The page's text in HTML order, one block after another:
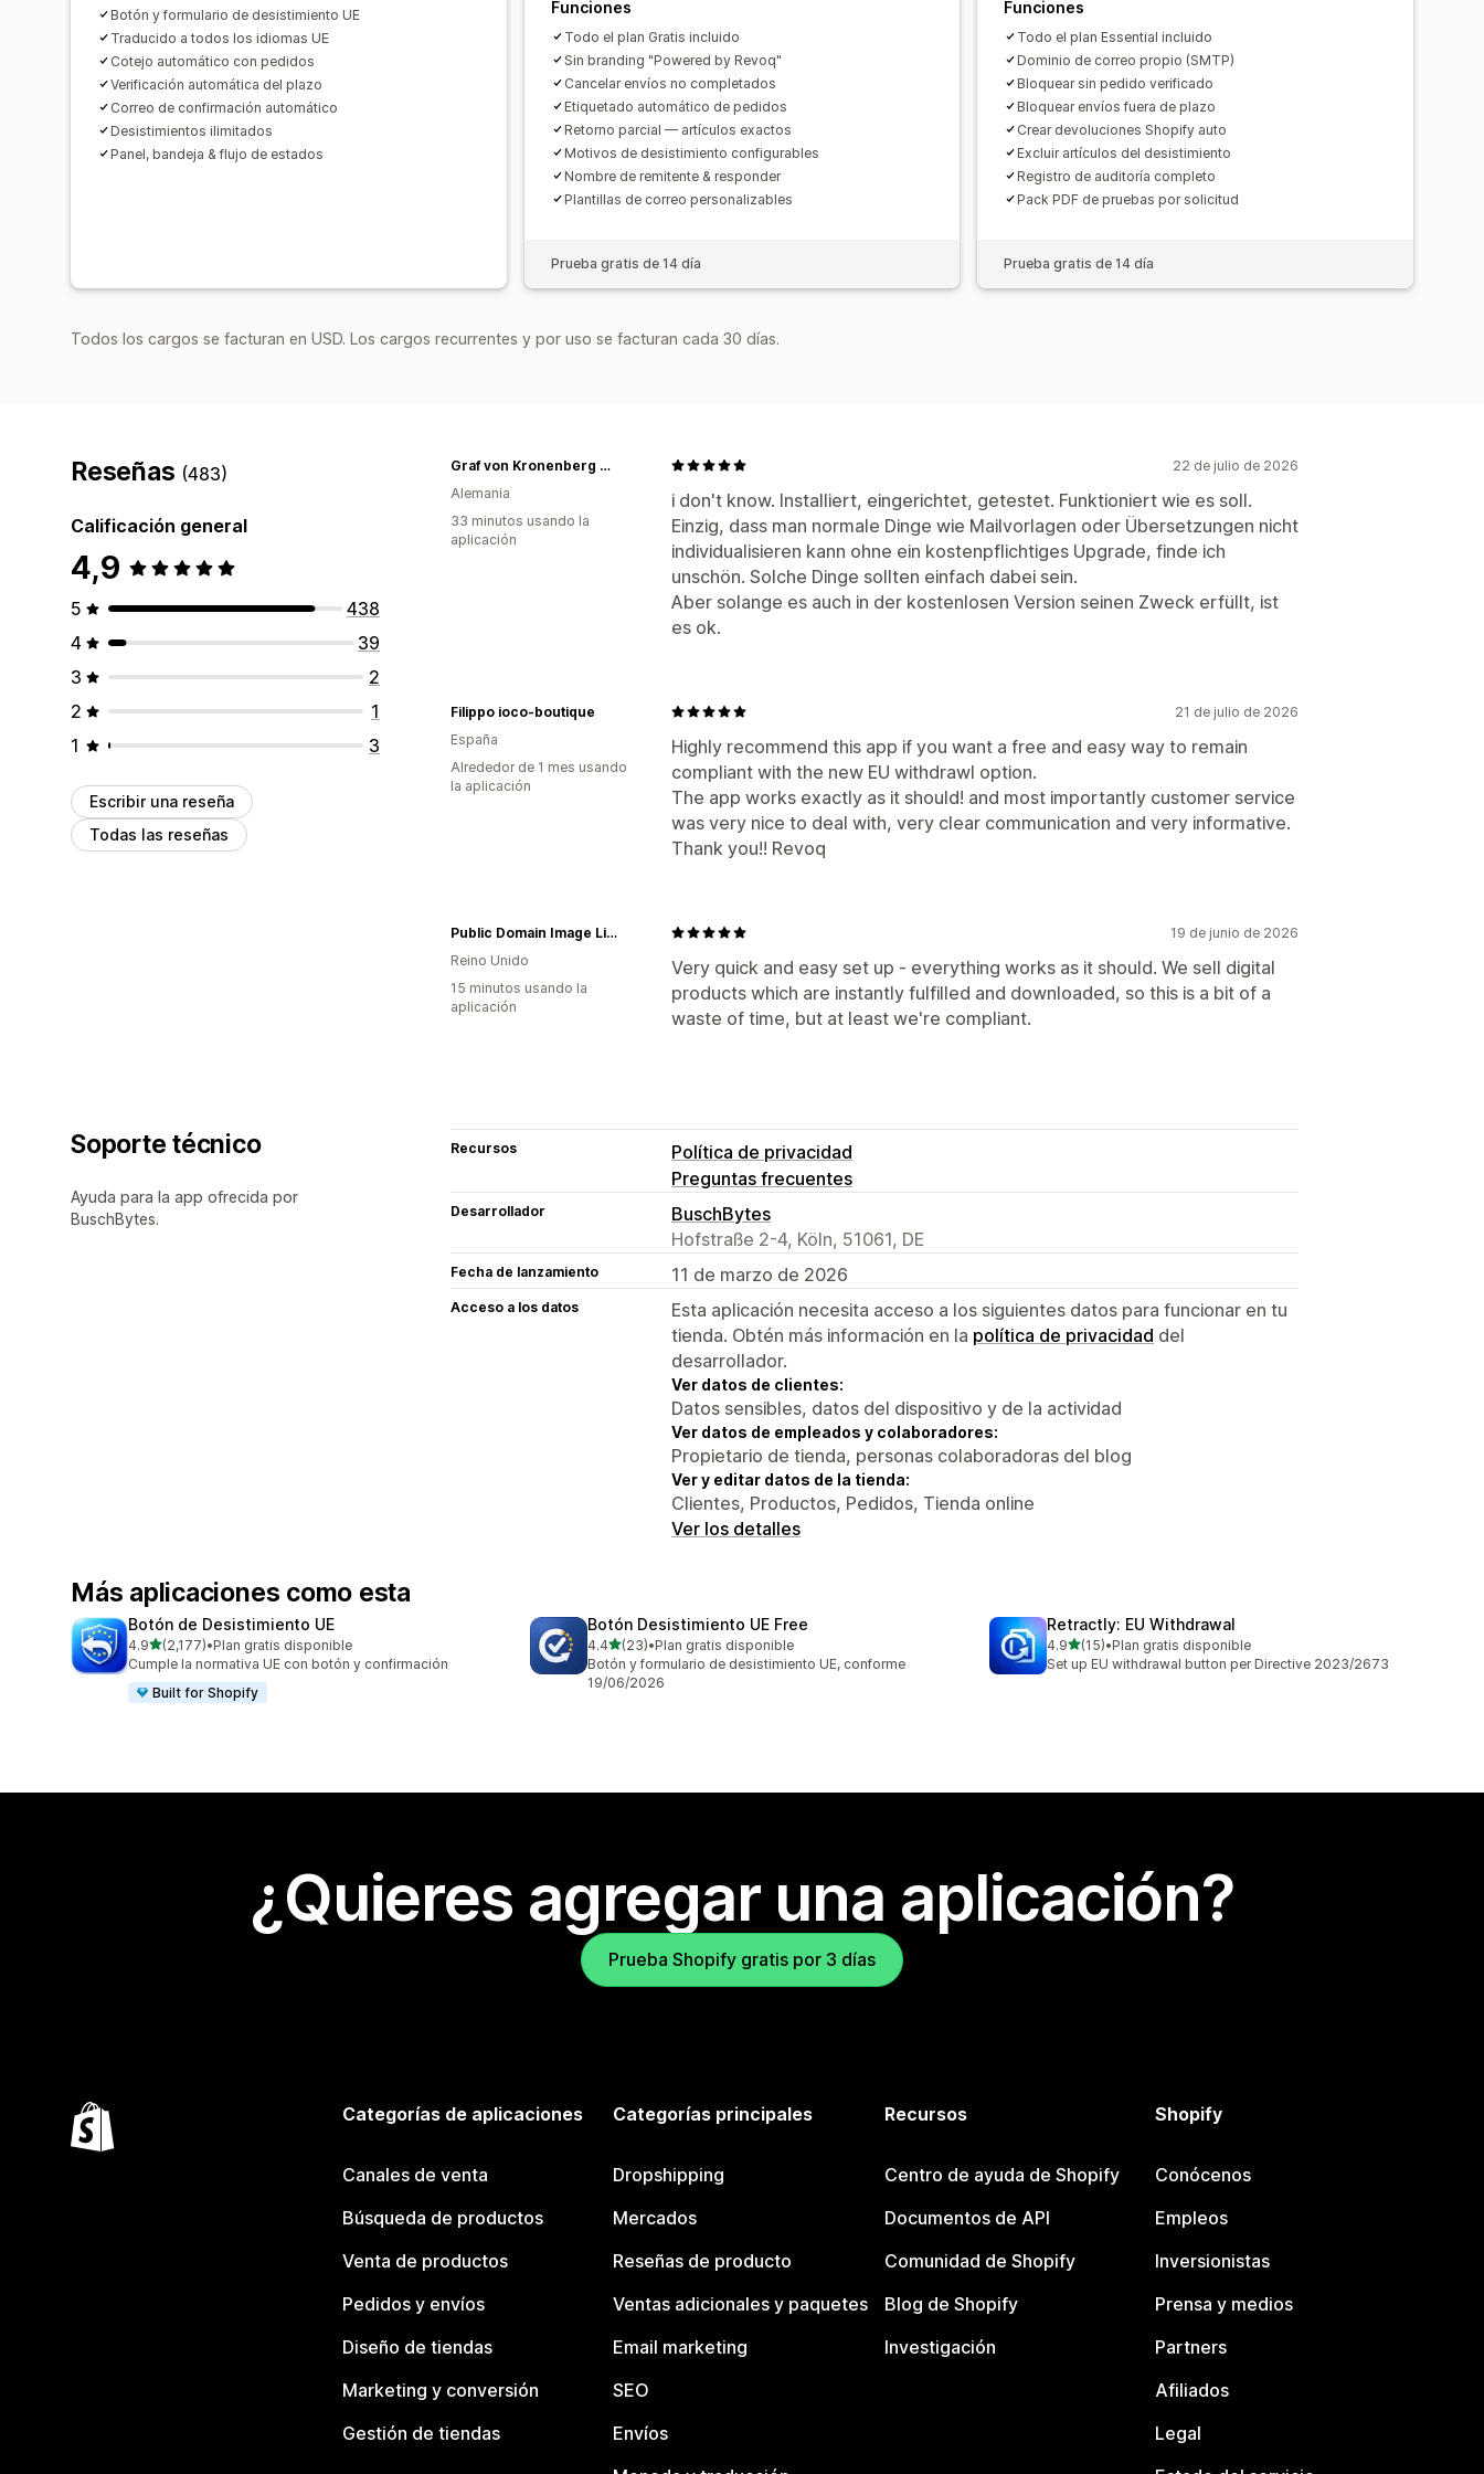
Botón y formulario de desistimiento UE
Traducido a todos los idiomas UE
Cotejo automático con pedidos
Verificación automática del plazo
Correo de confirmación automático
Desistimientos ilimitados
Panel, bandeja & flujo de estados
Funciones
Todo el plan Gratis incluido
Sin branding "Powered by Revoq"
Cancelar envíos no completados
Etiquetado automático de pedidos
Retorno parcial — artículos exactos
Motivos de desistimiento configurables
Nombre de remitente & responder
Plantillas de correo personalizables
Prueba gratis de 14 día
Funciones
Todo el plan Essential incluido
Dominio de correo propio (SMTP)
Bloquear sin pedido verificado
Bloquear envíos fuera de plazo
Crear devoluciones Shopify auto
Excluir artículos del desistimiento
Registro de auditoría completo
Pack PDF de pruebas por solicitud
Prueba gratis de 14 día
Todos los cargos se facturan en USD. Los cargos recurrentes y por uso se facturan cada 30 días.
Reseñas (483)
Calificación general
4,9
5
438
4
39
3
2
2
1
1
3
Escribir una reseña
Todas las reseñas
22 de julio de 2026
i don't know. Installiert, eingerichtet, getestet. Funktioniert wie es soll.
Einzig, dass man normale Dinge wie Mailvorlagen oder Übersetzungen nicht
individualisieren kann ohne ein kostenpflichtiges Upgrade, finde ich
unschön. Solche Dinge sollten einfach dabei sein.
Aber solange es auch in der kostenlosen Version seinen Zweck erfüllt, ist
es ok.
Graf von Kronenberg Group
Alemania
33 minutos usando la
aplicación
21 de julio de 2026
Highly recommend this app if you want a free and easy way to remain
compliant with the new EU withdrawl option.
The app works exactly as it should! and most importantly customer service
was very nice to deal with, very clear communication and very informative.
Thank you!! Revoq
Filippo ioco-boutique
España
Alrededor de 1 mes usando
la aplicación
19 de junio de 2026
Very quick and easy set up - everything works as it should. We sell digital
products which are instantly fulfilled and downloaded, so this is a bit of a
waste of time, but at least we're compliant.
Public Domain Image Library
Reino Unido
15 minutos usando la
aplicación
Soporte técnico
Ayuda para la app ofrecida por
BuschBytes.
Recursos
Política de privacidad
Preguntas frecuentes
Desarrollador
BuschBytes
Hofstraße 2-4, Köln, 51061, DE
Fecha de lanzamiento 11 de marzo de 2026
Acceso a los datos
Esta aplicación necesita acceso a los siguientes datos para funcionar en tu
tienda. Obtén más información en la política de privacidad del
desarrollador.
Ver datos de clientes:
Datos sensibles, datos del dispositivo y de la actividad
Ver datos de empleados y colaboradores:
Propietario de tienda, personas colaboradoras del blog
Ver y editar datos de la tienda:
Clientes, Productos, Pedidos, Tienda online
Ver los detalles
Más aplicaciones como esta
Botón de Desistimiento UE
4.9de 5 estrellas
(2,177)
2177 reseñas en total
•Plan gratis disponible
Cumple la normativa UE con botón y confirmación
Built for Shopify
Botón Desistimiento UE Free
4.4de 5 estrellas
(23)
23 reseñas en total
•Plan gratis disponible
Botón y formulario de desistimiento UE, conforme
19/06/2026
Retractly: EU Withdrawal
4.9de 5 estrellas
(15)
15 reseñas en total
•Plan gratis disponible
Set up EU withdrawal button per Directive 2023/2673
¿Quieres agregar una aplicación?
Prueba Shopify gratis por 3 días
Categorías de aplicaciones
Canales de venta
Búsqueda de productos
Venta de productos
Pedidos y envíos
Diseño de tiendas
Marketing y conversión
Gestión de tiendas
Categorías principales
Dropshipping
Mercados
Reseñas de producto
Ventas adicionales y paquetes
Email marketing
SEO
Envíos
Recursos
Centro de ayuda de Shopify
Documentos de API
Comunidad de Shopify
Blog de Shopify
Investigación
Shopify
Conócenos
Empleos
Inversionistas
Prensa y medios
Partners
Afiliados
Legal